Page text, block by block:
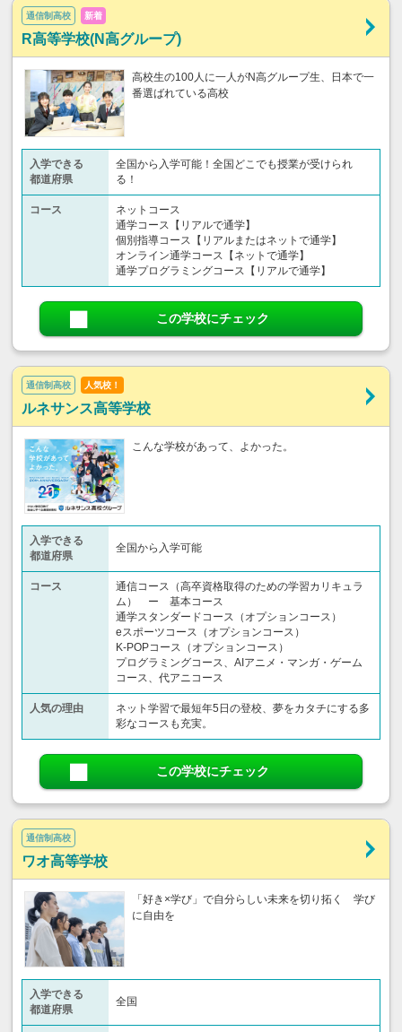
通信制高校 新着
R高等学校(N高グループ)
高校生の100人に一人がN高グループ生、日本で一
番選ばれている高校
入学できる
都道府県
全国から入学可能！全国どこでも授業が受けられ
る！
コース
ネットコース
通学コース【リアルで通学】
個別指導コース【リアルまたはネットで通学】
オンライン通学コース【ネットで通学】
通学プログラミングコース【リアルで通学】
この学校にチェック
通信制高校 人気校！
ルネサンス高等学校
こんな学校があって、よかった。
入学できる
都道府県
全国から入学可能
コース
通信コース（高卒資格取得のための学習カリキュラ
ム） ー 基本コース
通学スタンダードコース（オプションコース）
eスポーツコース（オプションコース）
K-POPコース（オプションコース）
プログラミングコース、AIアニメ・マンガ・ゲーム
コース、代アニコース
人気の理由
ネット学習で最短年5日の登校、夢をカタチにする多
彩なコースも充実。
この学校にチェック
通信制高校
ワオ高等学校
「好き×学び」で自分らしい未来を切り拓く 学び
に自由を
入学できる
都道府県
全国